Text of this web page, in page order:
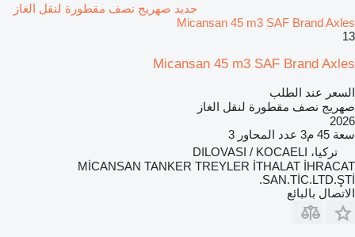
جديد صهريج نصف مقطورة لنقل الغاز
Micansan 45 m3 SAF Brand Axles
13
Micansan 45 m3 SAF Brand Axles
السعر عند الطلب
صهريج نصف مقطورة لنقل الغاز
2026
سعة 45 م3 عدد المحاور 3
تركيا، DILOVASI / KOCAELI
MİCANSAN TANKER TREYLER İTHALAT İHRACAT
SAN.TİC.LTD.ŞTİ.
الاتصال بالبائع